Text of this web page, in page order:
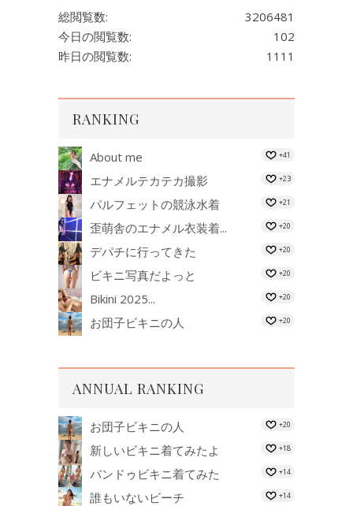
3206481
総閲覧数:
102
今日の閲覧数:
1111
昨日の閲覧数:
RANKING
About me +41
エナメルテカテカ撮影 +23
パルフェットの競泳水着 +21
歪萌舎のエナメル衣装着... +20
デパチに行ってきた +20
ビキニ写真だよっと +20
Bikini 2025... +20
お団子ビキニの人 +20
ANNUAL RANKING
お団子ビキニの人 +20
新しいビキニ着てみたよ +18
バンドゥビキニ着てみた +14
誰もいないビーチ +14